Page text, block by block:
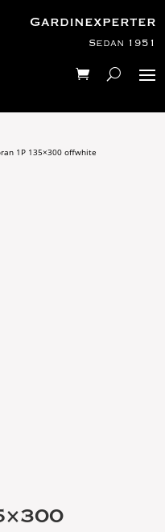
Gardinexperter
Sedan 1951
1P 135×300 offwhite